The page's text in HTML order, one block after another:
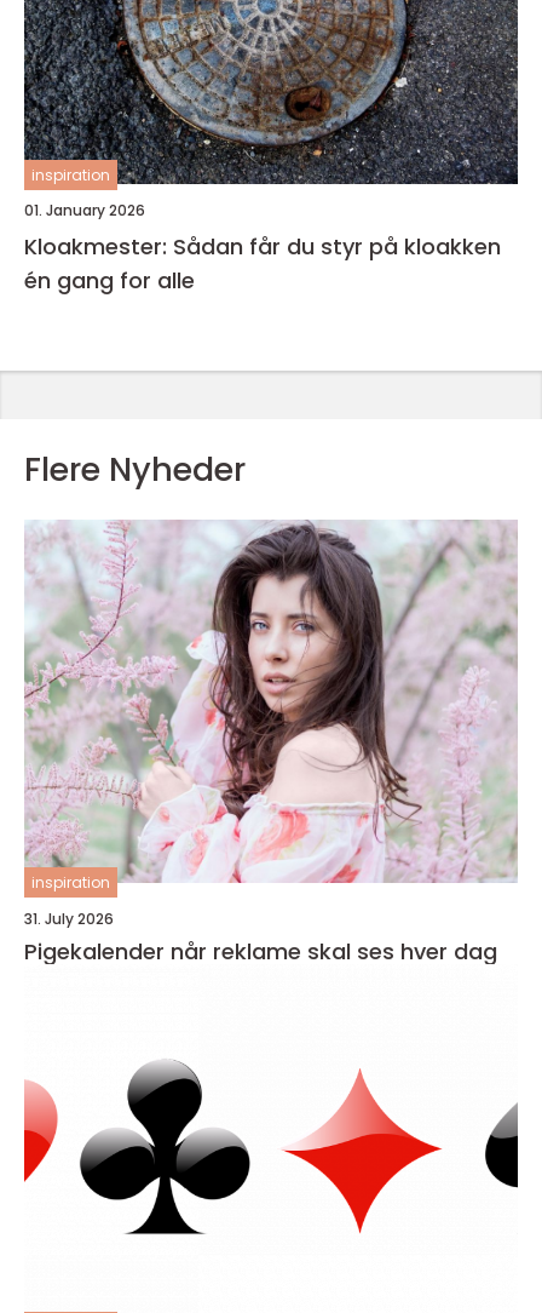
inspiration
01. January 2026
Kloakmester: Sådan får du styr på kloakken
én gang for alle
Flere Nyheder
inspiration
31. July 2026
Pigekalender når reklame skal ses hver dag